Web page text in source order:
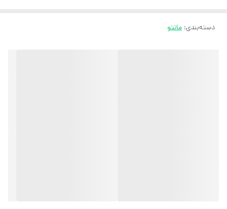
دسته‌بندی: مانتو